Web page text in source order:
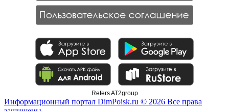
Refers AT2group
Информационный портал DimPoisk.ru © 2026 Все права